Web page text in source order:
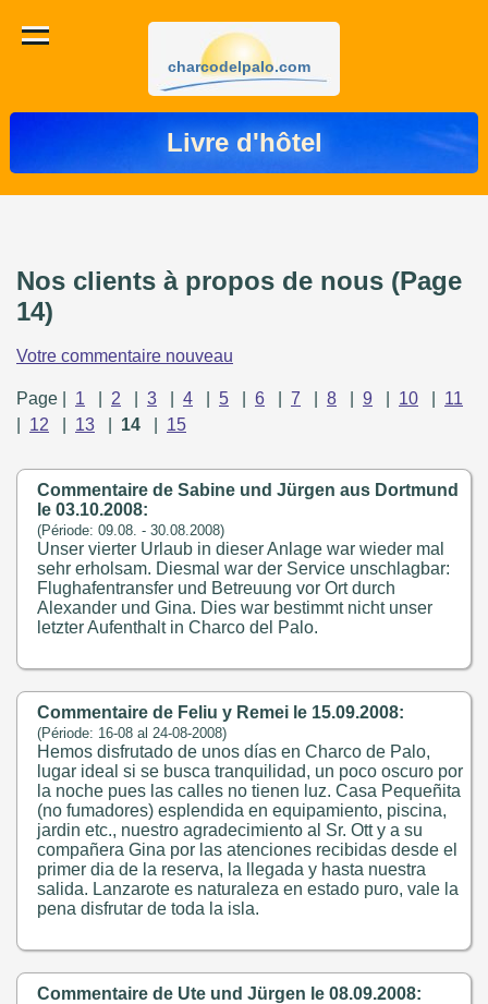
charcodelpalo.com
Livre d'hôtel
Nos clients à propos de nous (Page
14)
Votre commentaire nouveau
Page | 1 2 3 4 5 6 7 8 9 10
11
12 13 14 15
Commentaire de Sabine und Jürgen aus Dortmund
le 03.10.2008:
(Période: 09.08. - 30.08.2008)
Unser vierter Urlaub in dieser Anlage war wieder mal
sehr erholsam. Diesmal war der Service unschlagbar:
Flughafentransfer und Betreuung vor Ort durch
Alexander und Gina. Dies war bestimmt nicht unser
letzter Aufenthalt in Charco del Palo.
Commentaire de Feliu y Remei le 15.09.2008:
(Période: 16-08 al 24-08-2008)
Hemos disfrutado de unos días en Charco de Palo,
lugar ideal si se busca tranquilidad, un poco oscuro por
la noche pues las calles no tienen luz. Casa Pequeñita
(no fumadores) esplendida en equipamiento, piscina,
jardin etc., nuestro agradecimiento al Sr. Ott y a su
compañera Gina por las atenciones recibidas desde el
primer dia de la reserva, la llegada y hasta nuestra
salida. Lanzarote es naturaleza en estado puro, vale la
pena disfrutar de toda la isla.
Commentaire de Ute und Jürgen le 08.09.2008: